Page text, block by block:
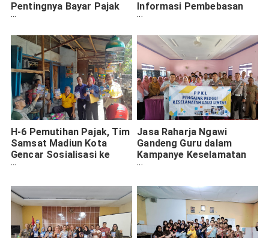
Pentingnya Bayar Pajak
Kendaraan
Informasi Pembebasan
Pajak Daerah
H-6 Pemutihan Pajak, Tim
Samsat Madiun Kota
Gencar Sosialisasi ke
Tempat Umum
Jasa Raharja Ngawi
Gandeng Guru dalam
Kampanye Keselamatan
Lalu Lintas di SMKN 1